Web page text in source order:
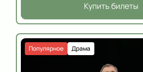
Купить билеты
Драма
Популярное